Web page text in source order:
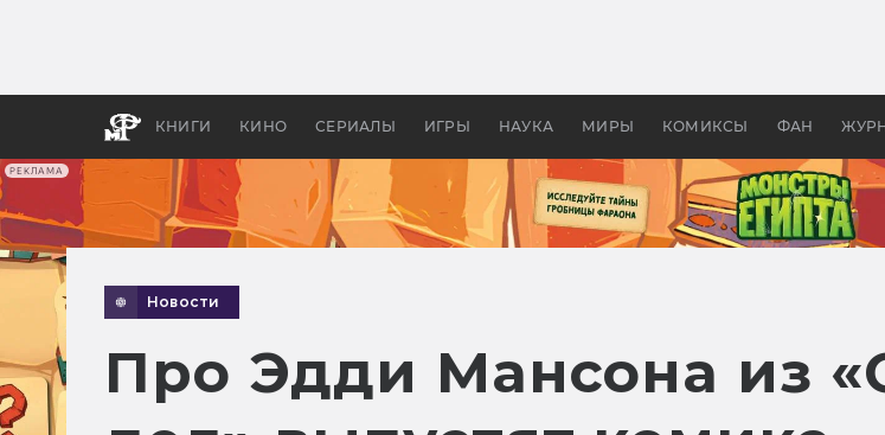
РЕКЛАМА
КНИГИ КИНО СЕРИАЛЫ ИГРЫ НАУКА МИРЫ КОМИКСЫ ФАН
апокалипсис, в России —
бы
Новости
Про Эдди Мансона из